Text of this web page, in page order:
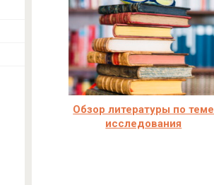
Обзор литературы по теме
исследования